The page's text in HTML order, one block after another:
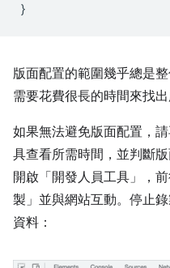
}
版面配置的範圍幾乎總是
需要花費很長的時間來找
如果無法避免版面配置，
具查看所需時間，並判斷
開啟「開發人員工具」，
製」並與網站互動。停止
資料：